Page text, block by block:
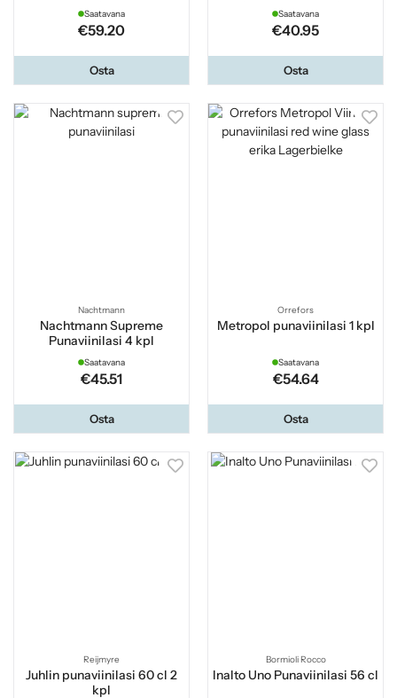
Saatavana
€59.20
Osta
Saatavana
€40.95
Osta
Nachtmann
Nachtmann Supreme
Punaviinilasi 4 kpl
Saatavana
€45.51
Osta
Orrefors
Metropol punaviinilasi 1 kpl
Saatavana
€54.64
Osta
Reijmyre
Juhlin punaviinilasi 60 cl 2
kpl
Bormioli Rocco
Inalto Uno Punaviinilasi 56 cl